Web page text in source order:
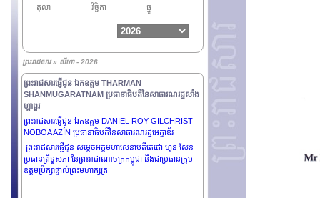
តុលា វិច្ឆិកា ធ្នូ
ព្រះរាជសារ » សីហា - 2026
ព្រះរាជសារផ្ញើជូន ឯកឧត្តម THARMAN
SHANMUGARATNAM ប្រធានាធិបតីនៃសាធារណរដ្ឋសាំង
ហ្គាពួរ
ព្រះរាជសារផ្ញើជូន ឯកឧត្តម DANIEL ROY GILCHRIST
NOBOA AZÍN ប្រធានាធិបតីនៃសាធារណរដ្ឋអេក្វាឌ័រ
ព្រះរាជសារផ្ញើជូន សម្តេចអគ្គមហាសេនាបតីតេជោ ហ៊ុន សែន
ប្រធានព្រឹទ្ធសភា នៃព្រះរាជាណាចក្រកម្ពុជា និងជាប្រធានក្រុម
ឧត្តមប្រឹក្សាផ្ទាល់ព្រះមហាក្សត្រ